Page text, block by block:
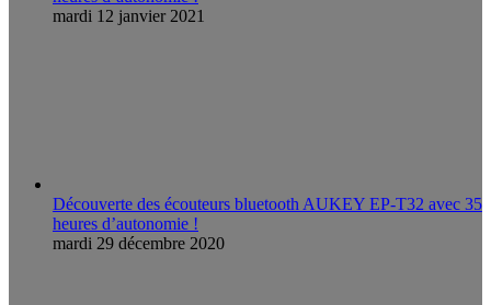
mardi 12 janvier 2021
Découverte des écouteurs bluetooth AUKEY EP-T32 avec 35
heures d’autonomie !
mardi 29 décembre 2020